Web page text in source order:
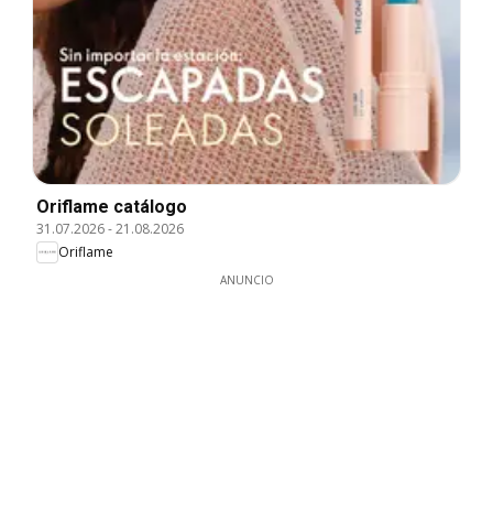
Oriflame catálogo
31.07.2026-21.08.2026
Oriflame
ANUNCIO